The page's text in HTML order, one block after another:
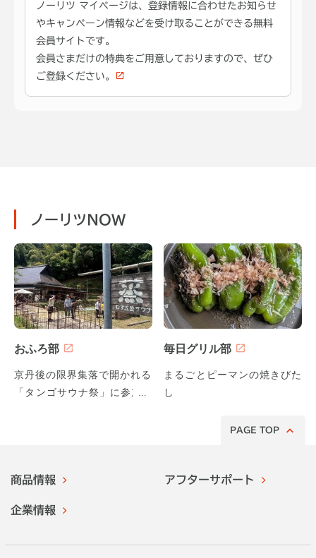
ノーリツ マイページは、登録情報に合わせたお知らせ
やキャンペーン情報などを受け取ることができる無料
会員サイトです。
会員さまだけの特典をご用意しておりますので、ぜひ
ご登録ください。
ノーリツNOW
おふろ部
京丹後の限界集落で開かれる
「タンゴサウナ祭」に参加し
毎日グリル部
まるごとピーマンの焼きびた
し
PAGE TOP
商品情報 アフターサポート
企業情報